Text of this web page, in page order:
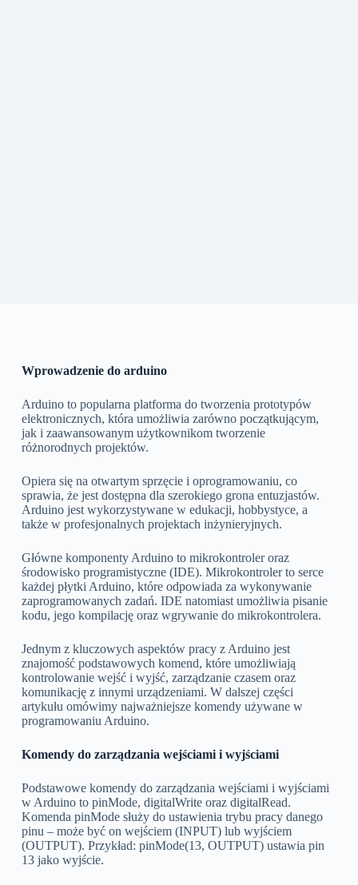
Wprowadzenie do arduino
Arduino to popularna platforma do tworzenia prototypów
elektronicznych, która umożliwia zarówno początkującym,
jak i zaawansowanym użytkownikom tworzenie
różnorodnych projektów.
Opiera się na otwartym sprzęcie i oprogramowaniu, co
sprawia, że jest dostępna dla szerokiego grona entuzjastów.
Arduino jest wykorzystywane w edukacji, hobbystyce, a
także w profesjonalnych projektach inżynieryjnych.
Główne komponenty Arduino to mikrokontroler oraz
środowisko programistyczne (IDE). Mikrokontroler to serce
każdej płytki Arduino, które odpowiada za wykonywanie
zaprogramowanych zadań. IDE natomiast umożliwia pisanie
kodu, jego kompilację oraz wgrywanie do mikrokontrolera.
Jednym z kluczowych aspektów pracy z Arduino jest
znajomość podstawowych komend, które umożliwiają
kontrolowanie wejść i wyjść, zarządzanie czasem oraz
komunikację z innymi urządzeniami. W dalszej części
artykułu omówimy najważniejsze komendy używane w
programowaniu Arduino.
Komendy do zarządzania wejściami i wyjściami
Podstawowe komendy do zarządzania wejściami i wyjściami
w Arduino to pinMode, digitalWrite oraz digitalRead.
Komenda pinMode służy do ustawienia trybu pracy danego
pinu – może być on wejściem (INPUT) lub wyjściem
(OUTPUT). Przykład: pinMode(13, OUTPUT) ustawia pin
13 jako wyjście.